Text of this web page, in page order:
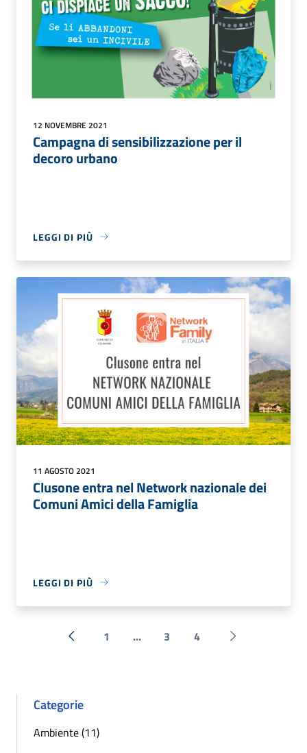
12 NOVEMBRE 2021
Campagna di sensibilizzazione per il
decoro urbano
LEGGI DI PIÙ
11 AGOSTO 2021
Clusone entra nel Network nazionale dei
Comuni Amici della Famiglia
LEGGI DI PIÙ
« Precedente
1 ... 3 4 Successiva »
Categorie
Ambiente (11)